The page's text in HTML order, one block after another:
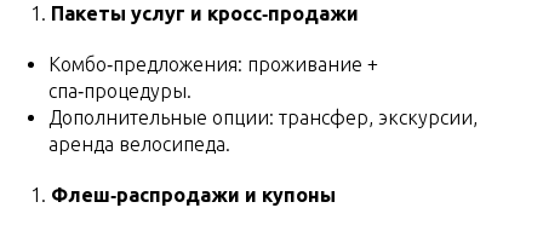
Пакеты услуг и кросс‑продажи
Комбо‑предложения: проживание +
спа‑процедуры.
Дополнительные опции: трансфер, экскурсии,
аренда велосипеда.
Флеш‑распродажи и купоны